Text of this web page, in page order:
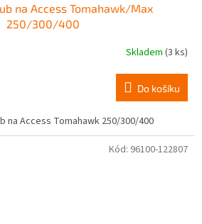
na Access Tomahawk/Max
250/300/400
Skladem (3 ks)
Do košíku
na Access Tomahawk 250/300/400
Kód: 96100-122807